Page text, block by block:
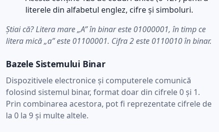
literele din alfabetul englez, cifre și simboluri.
Știai că? Litera mare „A” în binar este 01000001, în timp ce
litera mică „a” este 01100001. Cifra 2 este 0110010 în binar.
Bazele Sistemului Binar
Dispozitivele electronice și computerele comunică
folosind sistemul binar, format doar din cifrele 0 și 1.
Prin combinarea acestora, pot fi reprezentate cifrele de
la 0 la 9 și multe altele.